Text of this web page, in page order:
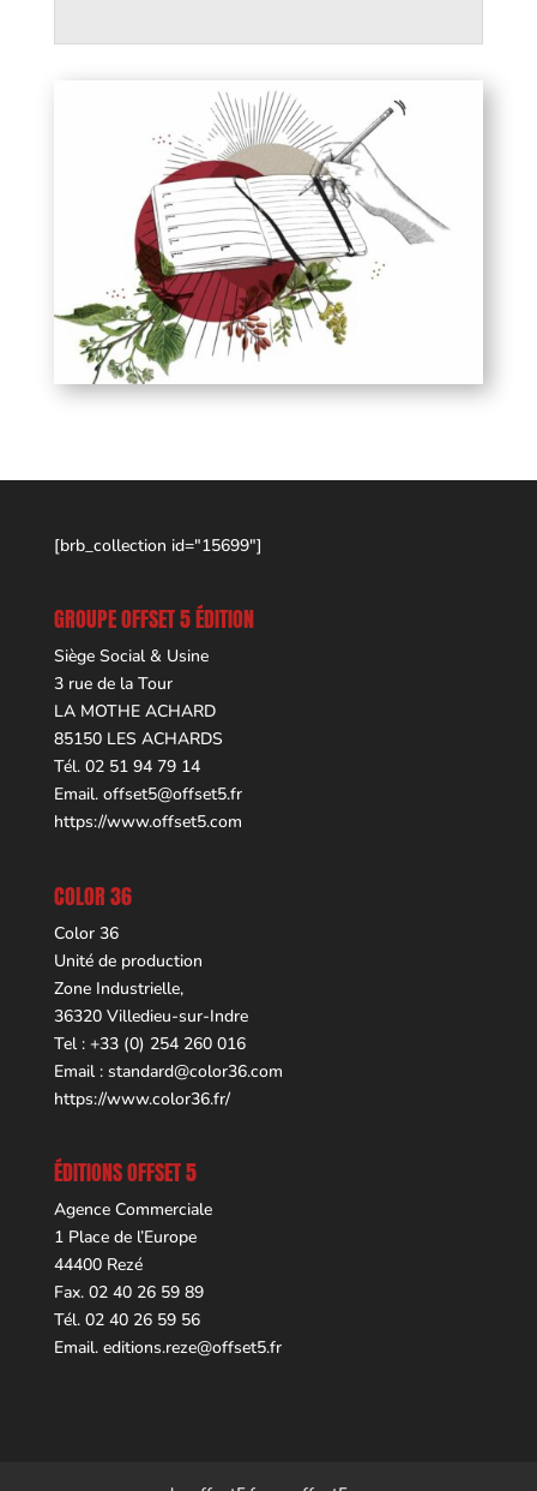
[brb_collection id="15699"]
GROUPE OFFSET 5 ÉDITION
Siège Social & Usine
3 rue de la Tour
LA MOTHE ACHARD
85150 LES ACHARDS
Tél. 02 51 94 79 14
Email. offset5@offset5.fr
https://www.offset5.com
COLOR 36
Color 36
Unité de production
Zone Industrielle,
36320 Villedieu-sur-Indre
Tel : +33 (0) 254 260 016
Email : standard@color36.com
https://www.color36.fr/
ÉDITIONS OFFSET 5
Agence Commerciale
1 Place de l’Europe
44400 Rezé
Fax. 02 40 26 59 89
Tél. 02 40 26 59 56
Email. editions.reze@offset5.fr